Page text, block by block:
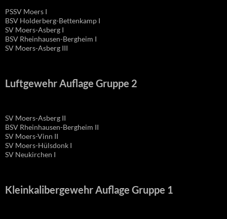
PSSV Moers I
BSV Holderberg-Bettenkamp I
SV Moers-Asberg I
BSV Rheinhausen-Bergheim I
SV Moers-Asberg III
Luftgewehr Auflage Gruppe 2
SV Moers-Asberg II
BSV Rheinhausen-Bergheim II
SV Moers-Vinn II
SV Moers-Hülsdonk I
SV Neukirchen I
Kleinkalibergewehr Auflage Gruppe 1